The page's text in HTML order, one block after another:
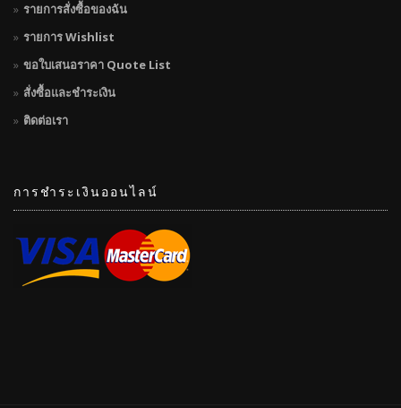
รายการสั่งซื้อของฉัน
รายการ Wishlist
ขอใบเสนอราคา Quote List
สั่งซื้อและชำระเงิน
ติดต่อเรา
การชำระเงินออนไลน์